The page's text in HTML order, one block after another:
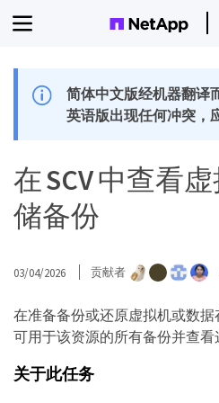
简体中文版经机器翻译
英语版出现任何冲突，
在 SCV 中查看
储备份
03/04/2026 贡献者
在准备备份或还原虚拟机或数
可用于该资源的所有备份并查看
关于此任务